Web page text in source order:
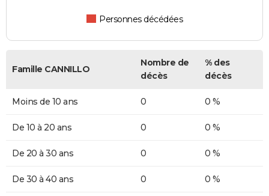
Personnes décédées
Famille CANNILLO
Nombre de
décès
% des
décès
Moins de 10 ans 0 0 %
De 10 à 20 ans 0 0 %
De 20 à 30 ans 0 0 %
De 30 à 40 ans 0 0 %